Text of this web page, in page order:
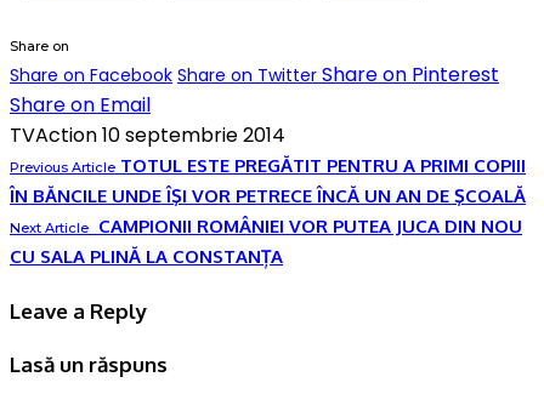
Share on
Share on Facebook Share on Twitter Share on Pinterest
Share on Email
TVAction10 septembrie 2014
Previous Article TOTUL ESTE PREGĂTIT PENTRU A PRIMI COPIII
ÎN BĂNCILE UNDE ÎŞI VOR PETRECE ÎNCĂ UN AN DE ŞCOALĂ
Next Article
CAMPIONII ROMÂNIEI VOR PUTEA JUCA DIN NOU
CU SALA PLINĂ LA CONSTANȚA
Leave a Reply
Lasă un răspuns